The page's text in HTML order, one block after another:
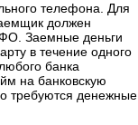
телефона. Для
должен
Заемные деньги
в течение одного
банка
на банковскую
требуются денежные